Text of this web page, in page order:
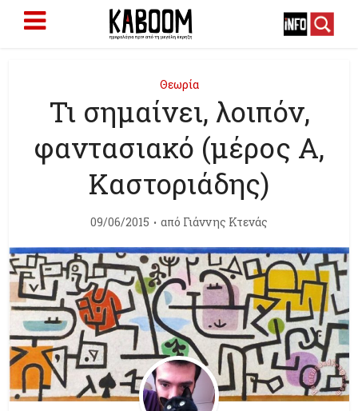
Θεωρία
Τι σημαίνει, λοιπόν,
φαντασιακό (μέρος Α,
Καστοριάδης)
09/06/2015 από Γιάννης Κτενάς